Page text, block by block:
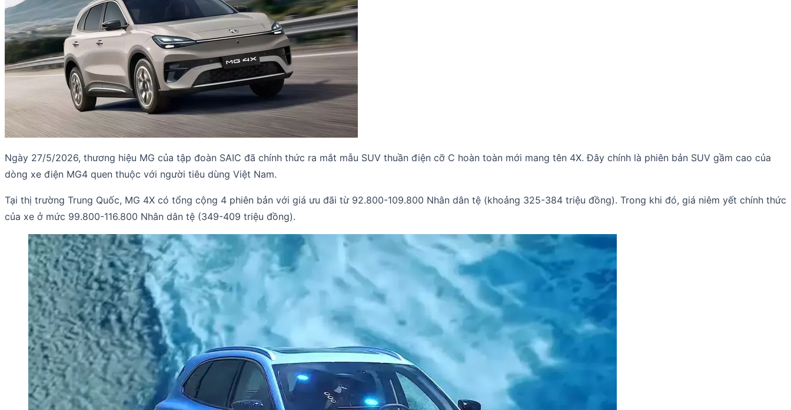
Ngày 27/5/2026, thương hiệu MG của tập đoàn SAIC đã chính thức ra mắt mẫu SUV thuần điện cỡ C hoàn toàn mới mang tên 4X. Đây chính là phiên bản SUV gầm cao của
dòng xe điện MG4 quen thuộc với người tiêu dùng Việt Nam.
Tại thị trường Trung Quốc, MG 4X có tổng cộng 4 phiên bản với giá ưu đãi từ 92.800-109.800 Nhân dân tệ (khoảng 325-384 triệu đồng). Trong khi đó, giá niêm yết chính thức
của xe ở mức 99.800-116.800 Nhân dân tệ (349-409 triệu đồng).